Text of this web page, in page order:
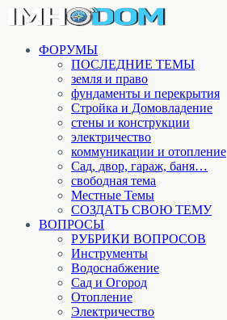
ФОРУМЫ
ПОСЛЕДНИЕ ТЕМЫ
земля и право
фундаменты и перекрытия
Стройка и Домовладение
стены и конструкции
электричество
коммуникации и отопление
Cад, двор, гараж, баня…
свободная тема
Местные Темы
СОЗДАТЬ СВОЮ ТЕМУ
ВОПРОСЫ
РУБРИКИ ВОПРОСОВ
Инструменты
Водоснабжение
Сад и Огород
Отопление
Электричество